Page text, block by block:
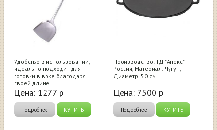
Удобство в использовании,
идеально подходит для
готовки в воке благодаря
своей длине
Цена: 1277 р
Подробнее КУПИТЬ
Производство: ТД "Апекс"
Россия, Материал: Чугун,
Диаметр: 50 см
Цена: 7500 р
Подробнее КУПИТЬ